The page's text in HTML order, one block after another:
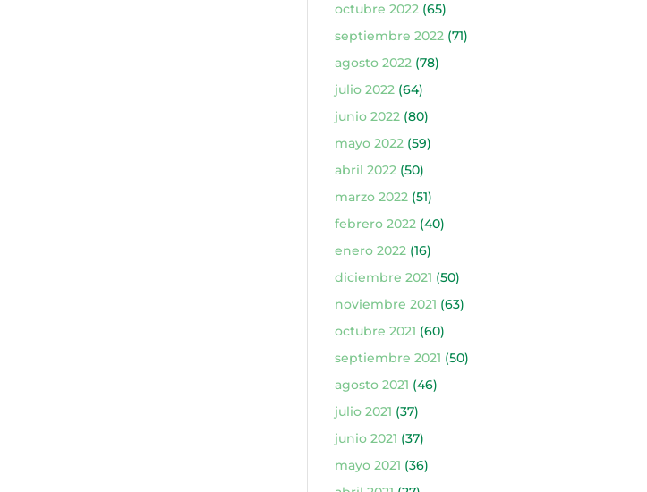
octubre 2022(65)
septiembre 2022(71)
agosto 2022(78)
julio 2022(64)
junio 2022(80)
mayo 2022(59)
abril 2022(50)
marzo 2022(51)
febrero 2022(40)
enero 2022(16)
diciembre 2021 (50)
noviembre 2021 (63)
octubre 2021 (60)
septiembre 2021 (50)
agosto 2021 (46)
julio 2021 (37)
junio 2021 (37)
mayo 2021 (36)